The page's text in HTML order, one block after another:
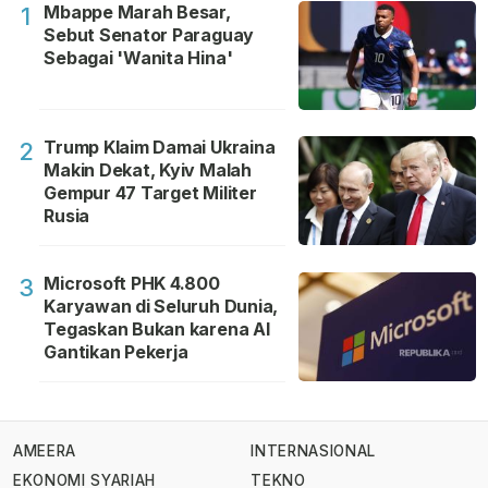
1
Mbappe Marah Besar,
Sebut Senator Paraguay
Sebagai 'Wanita Hina'
2 Trump Klaim Damai Ukraina
Makin Dekat, Kyiv Malah
Gempur 47 Target Militer
Rusia
3 Microsoft PHK 4.800
Karyawan di Seluruh Dunia,
Tegaskan Bukan karena AI
Gantikan Pekerja
AMEERA
EKONOMI SYARIAH
INTERNASIONAL
TEKNO